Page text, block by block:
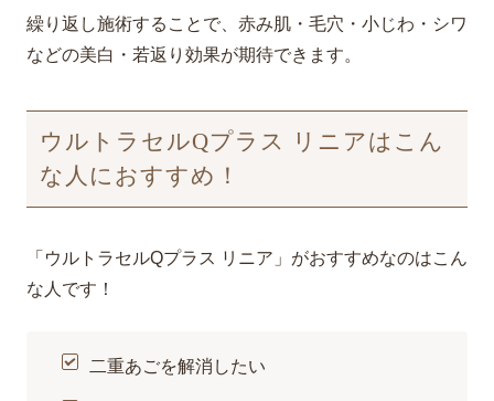
繰り返し施術することで、赤み肌・毛穴・小じわ・シワ
などの美白・若返り効果が期待できます。
ウルトラセルQプラス リニアはこん
な人におすすめ！
「ウルトラセルQプラス リニア」がおすすめなのはこん
な人です！
二重あごを解消したい